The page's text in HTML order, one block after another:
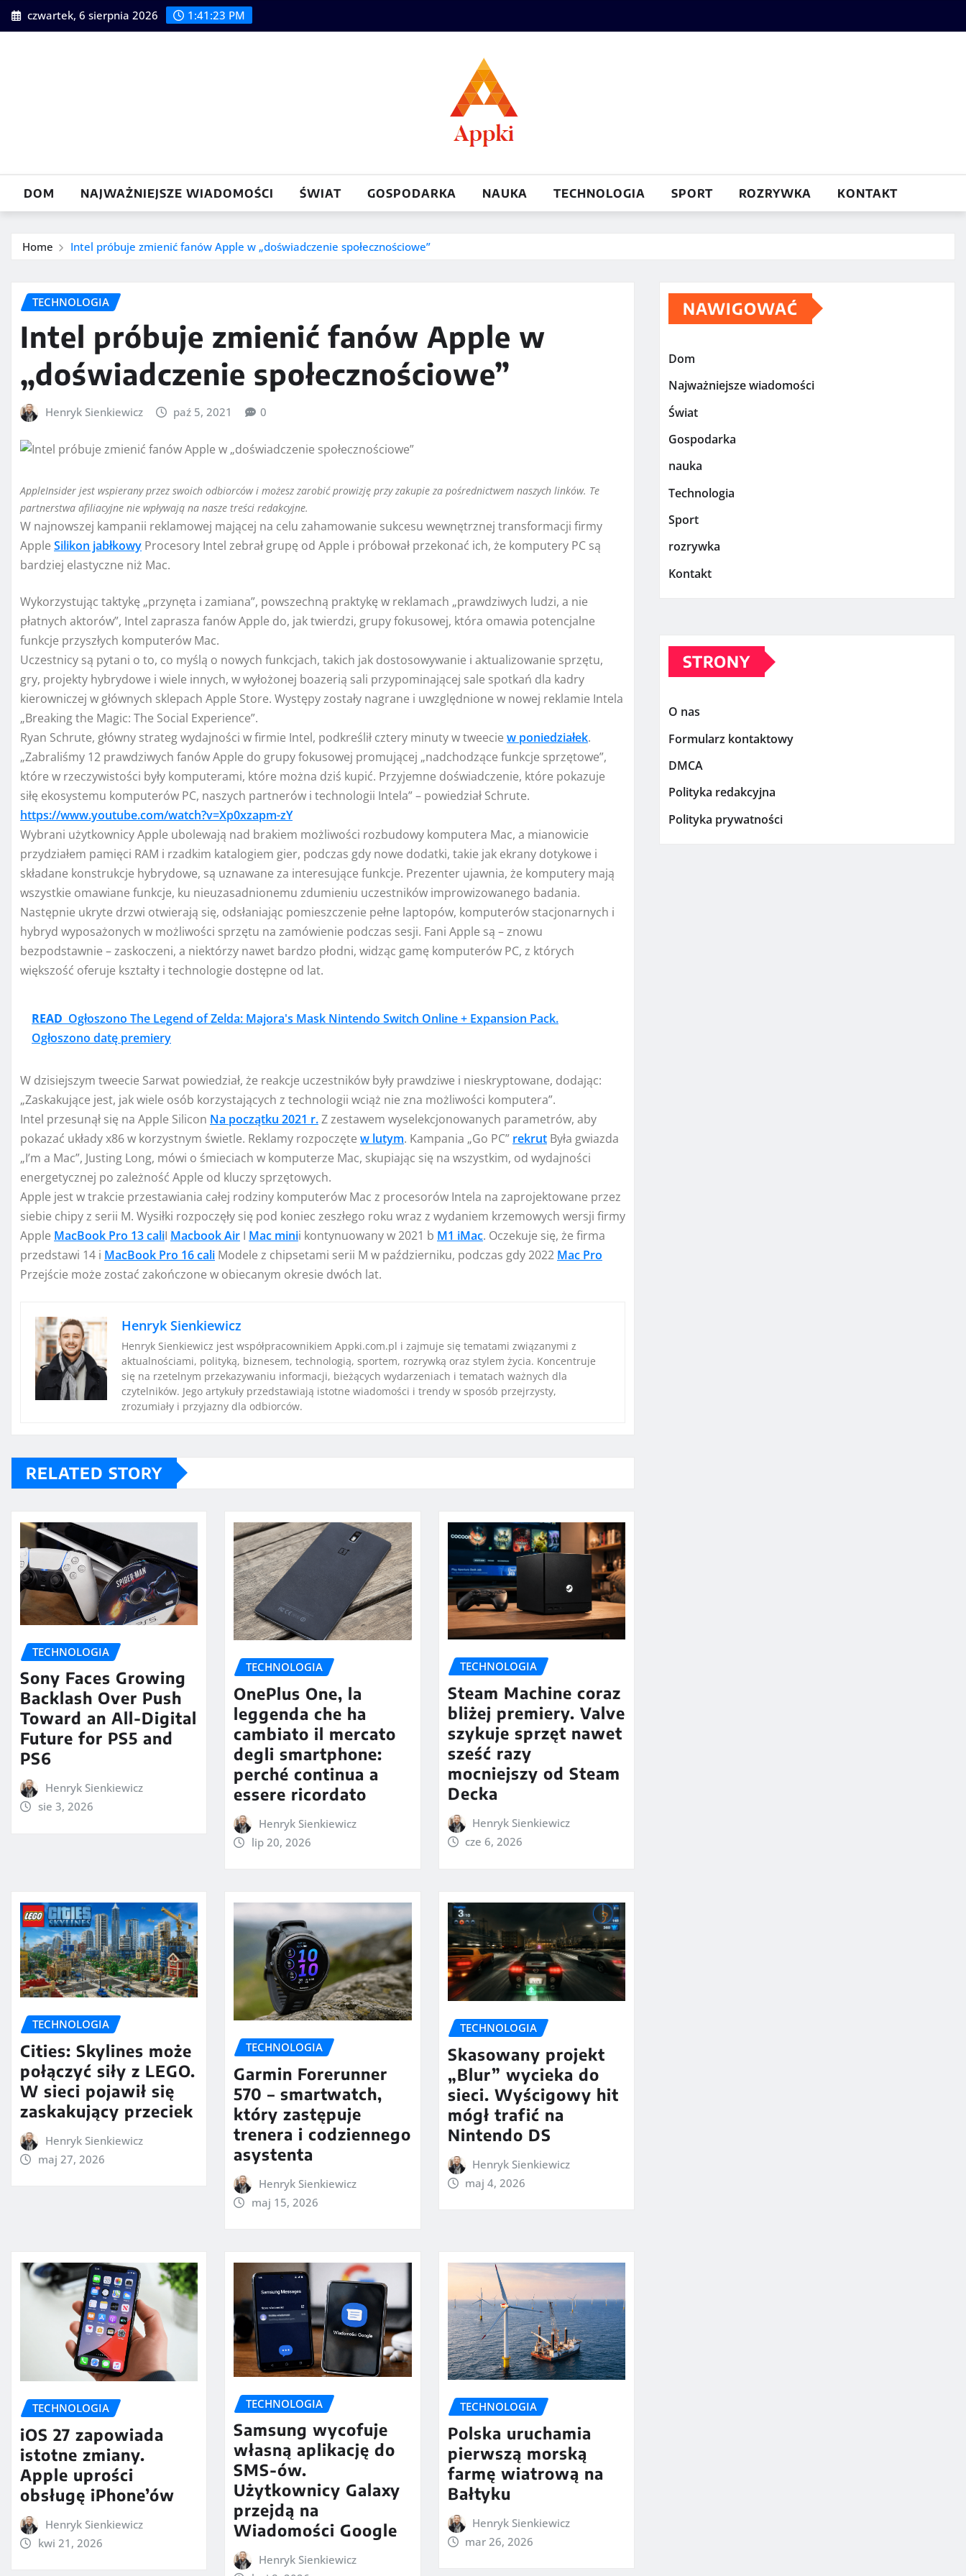
Skip
to
czwartek, 6 sierpnia 2026 1:41:24 PM
DOM NAJWAŻNIEJSZE WIADOMOŚCI ŚWIAT GOSPODARKA NAUKA TECHNOLOGIA SPORT ROZRYWKA KONTAKT
Home Intel próbuje zmienić fanów Apple w „doświadczenie społecznościowe”
TECHNOLOGIA
Intel próbuje zmienić fanów Apple w
„doświadczenie społecznościowe”
Henryk Sienkiewicz paź 5, 2021 0
AppleInsider jest wspierany przez swoich odbiorców i możesz zarobić prowizję przy zakupie za pośrednictwem naszych linków. Te
partnerstwa afiliacyjne nie wpływają na nasze treści redakcyjne.
W najnowszej kampanii reklamowej mającej na celu zahamowanie sukcesu wewnętrznej transformacji firmy
Apple Silikon jabłkowy Procesory Intel zebrał grupę od Apple i próbował przekonać ich, że komputery PC są
bardziej elastyczne niż Mac.
Wykorzystując taktykę „przynęta i zamiana”, powszechną praktykę w reklamach „prawdziwych ludzi, a nie
płatnych aktorów”, Intel zaprasza fanów Apple do, jak twierdzi, grupy fokusowej, która omawia potencjalne
funkcje przyszłych komputerów Mac.
Uczestnicy są pytani o to, co myślą o nowych funkcjach, takich jak dostosowywanie i aktualizowanie sprzętu,
gry, projekty hybrydowe i wiele innych, w wyłożonej boazerią sali przypominającej sale spotkań dla kadry
kierowniczej w głównych sklepach Apple Store. Występy zostały nagrane i uwzględnione w nowej reklamie Intela
„Breaking the Magic: The Social Experience”.
Ryan Schrute, główny strateg wydajności w firmie Intel, podkreślił cztery minuty w tweecie w poniedziałek.
„Zabraliśmy 12 prawdziwych fanów Apple do grupy fokusowej promującej „nadchodzące funkcje sprzętowe”,
które w rzeczywistości były komputerami, które można dziś kupić. Przyjemne doświadczenie, które pokazuje
siłę ekosystemu komputerów PC, naszych partnerów i technologii Intela” – powiedział Schrute.
https://www.youtube.com/watch?v=Xp0xzapm-zY
Wybrani użytkownicy Apple ubolewają nad brakiem możliwości rozbudowy komputera Mac, a mianowicie
przydziałem pamięci RAM i rzadkim katalogiem gier, podczas gdy nowe dodatki, takie jak ekrany dotykowe i
składane konstrukcje hybrydowe, są uznawane za interesujące funkcje. Prezenter ujawnia, że ​​komputery mają
wszystkie omawiane funkcje, ku nieuzasadnionemu zdumieniu uczestników improwizowanego badania.
Następnie ukryte drzwi otwierają się, odsłaniając pomieszczenie pełne laptopów, komputerów stacjonarnych i
hybryd wyposażonych w możliwości sprzętu na zamówienie podczas sesji. Fani Apple są – znowu
bezpodstawnie – zaskoczeni, a niektórzy nawet bardzo płodni, widząc gamę komputerów PC, z których
większość oferuje kształty i technologie dostępne od lat.
READ Ogłoszono The Legend of Zelda: Majora's Mask Nintendo Switch Online + Expansion Pack.
Ogłoszono datę premiery
W dzisiejszym tweecie Sarwat powiedział, że reakcje uczestników były prawdziwe i nieskryptowane, dodając:
„Zaskakujące jest, jak wiele osób korzystających z technologii wciąż nie zna możliwości komputera”.
Intel przesunął się na Apple Silicon Na początku 2021 r.Z zestawem wyselekcjonowanych parametrów, aby
pokazać układy x86 w korzystnym świetle. Reklamy rozpoczęte w lutym. Kampania „Go PC” rekrut Była gwiazda
„I’m a Mac”, Justing Long, mówi o śmieciach w komputerze Mac, skupiając się na wszystkim, od wydajności
energetycznej po zależność Apple od kluczy sprzętowych.
Apple jest w trakcie przestawiania całej rodziny komputerów Mac z procesorów Intela na zaprojektowane przez
siebie chipy z serii M. Wysiłki rozpoczęły się pod koniec zeszłego roku wraz z wydaniem krzemowych wersji firmy
Apple MacBook Pro 13 caliI Macbook Air I Mac minii kontynuowany w 2021 b M1 iMac. Oczekuje się, że firma
przedstawi 14 i MacBook Pro 16 cali Modele z chipsetami serii M w październiku, podczas gdy 2022 Mac Pro
Przejście może zostać zakończone w obiecanym okresie dwóch lat.
Henryk Sienkiewicz
Henryk Sienkiewicz jest współpracownikiem Appki.com.pl i zajmuje się tematami związanymi z
aktualnościami, polityką, biznesem, technologią, sportem, rozrywką oraz stylem życia. Koncentruje
się na rzetelnym przekazywaniu informacji, bieżących wydarzeniach i tematach ważnych dla
czytelników. Jego artykuły przedstawiają istotne wiadomości i trendy w sposób przejrzysty,
zrozumiały i przyjazny dla odbiorców.
RELATED STORY
TECHNOLOGIA
Sony Faces Growing
Backlash Over Push
Toward an All-Digital
Future for PS5 and
PS6
Henryk Sienkiewicz
sie 3, 2026
TECHNOLOGIA
OnePlus One, la
leggenda che ha
cambiato il mercato
degli smartphone:
perché continua a
essere ricordato
Henryk Sienkiewicz
lip 20, 2026
TECHNOLOGIA
Steam Machine coraz
bliżej premiery. Valve
szykuje sprzęt nawet
sześć razy
mocniejszy od Steam
Decka
Henryk Sienkiewicz
cze 6, 2026
TECHNOLOGIA
Cities: Skylines może
połączyć siły z LEGO.
W sieci pojawił się
zaskakujący przeciek
Henryk Sienkiewicz
maj 27, 2026
TECHNOLOGIA
Garmin Forerunner
570 – smartwatch,
który zastępuje
trenera i codziennego
asystenta
Henryk Sienkiewicz
maj 15, 2026
TECHNOLOGIA
Skasowany projekt
„Blur” wycieka do
sieci. Wyścigowy hit
mógł trafić na
Nintendo DS
Henryk Sienkiewicz
maj 4, 2026
TECHNOLOGIA
iOS 27 zapowiada
istotne zmiany.
Apple uprości
obsługę iPhone’ów
Henryk Sienkiewicz
kwi 21, 2026
TECHNOLOGIA
Samsung wycofuje
własną aplikację do
SMS-ów.
Użytkownicy Galaxy
przejdą na
Wiadomości Google
Henryk Sienkiewicz
TECHNOLOGIA
Polska uruchamia
pierwszą morską
farmę wiatrową na
Bałtyku
Henryk Sienkiewicz
mar 26, 2026
NAWIGOWAĆ
Dom
Najważniejsze wiadomości
Świat
Gospodarka
nauka
Technologia
Sport
rozrywka
Kontakt
STRONY
O nas
Formularz kontaktowy
DMCA
Polityka redakcyjna
Polityka prywatności